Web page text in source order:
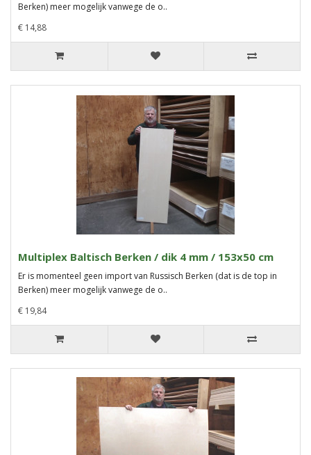
Berken) meer mogelijk vanwege de o..
€ 14,88
Multiplex Baltisch Berken / dik 4 mm / 153x50 cm
Er is momenteel geen import van Russisch Berken (dat is de top in
Berken) meer mogelijk vanwege de o..
€ 19,84